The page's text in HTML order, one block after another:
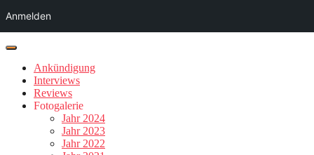
Anmelden
Ankündigung
Interviews
Reviews
Fotogalerie
Jahr 2024
Jahr 2023
Jahr 2022